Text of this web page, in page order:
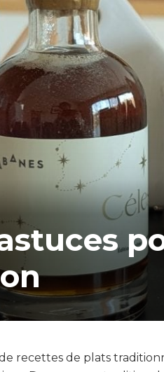
recettes de plats